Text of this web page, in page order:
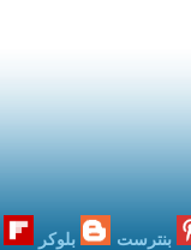
بنترست بلوكر